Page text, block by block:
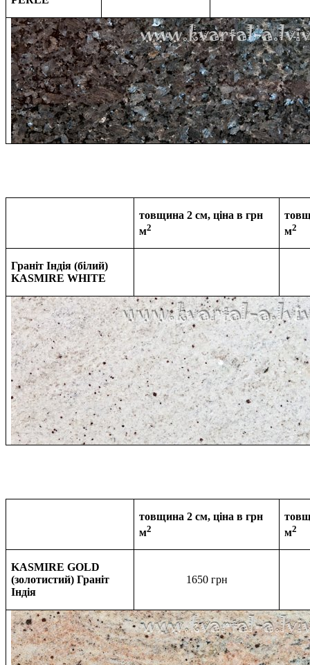
товщина 2 см, ціна в грн
м2
м2
Граніт Індія (білий)
KASMIRE WHITE
товщина 2 см, ціна в грн
м2
м2
KASMIRE GOLD
(золотистий) Граніт
Індія
1650 грн